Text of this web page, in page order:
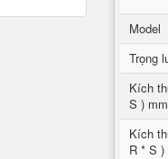
Model
Trọng
Kích
S ) mm
Kích
R * S )